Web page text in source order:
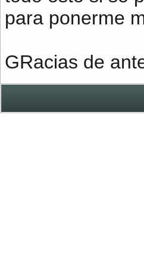
para ponerme
GRacias de